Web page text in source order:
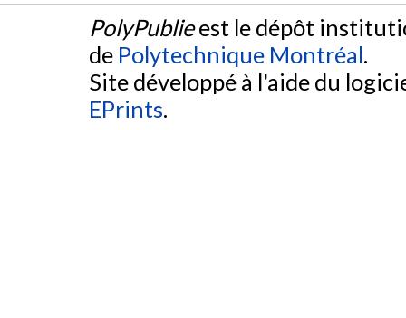
PolyPublieest le dépôt
de Polytechnique Montréal.
Site développé à l'aide du
EPrints.